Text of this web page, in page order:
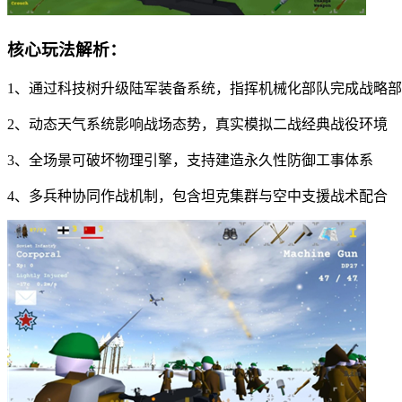
核心玩法解析：
1、通过科技树升级陆军装备系统，指挥机械化部队完成战略
2、动态天气系统影响战场态势，真实模拟二战经典战役环境
3、全场景可破坏物理引擎，支持建造永久性防御工事体系
4、多兵种协同作战机制，包含坦克集群与空中支援战术配合